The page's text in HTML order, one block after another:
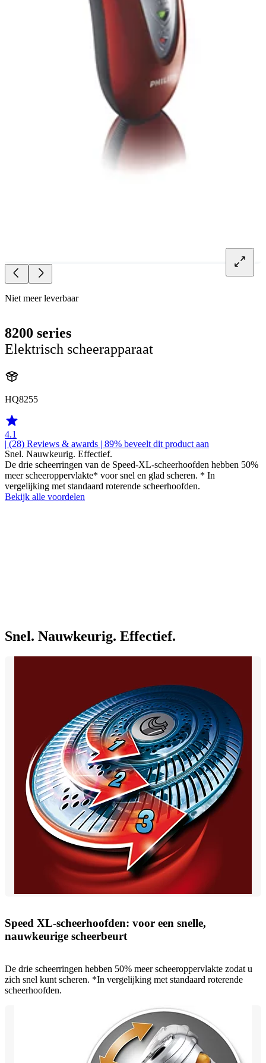
Niet meer leverbaar
8200 series
Elektrisch scheerapparaat
HQ8255
4.1
| (28) Reviews & awards | 89% beveelt dit product aan
Snel. Nauwkeurig. Effectief.
De drie scheerringen van de Speed-XL-scheerhoofden hebben 50%
meer scheeroppervlakte* voor snel en glad scheren. * In
vergelijking met standaard roterende scheerhoofden.
Bekijk alle voordelen
Snel. Nauwkeurig. Effectief.
Speed XL-scheerhoofden: voor een snelle,
nauwkeurige scheerbeurt
De drie scheerringen hebben 50% meer scheeroppervlakte zodat u
zich snel kunt scheren. *In vergelijking met standaard roterende
scheerhoofden.